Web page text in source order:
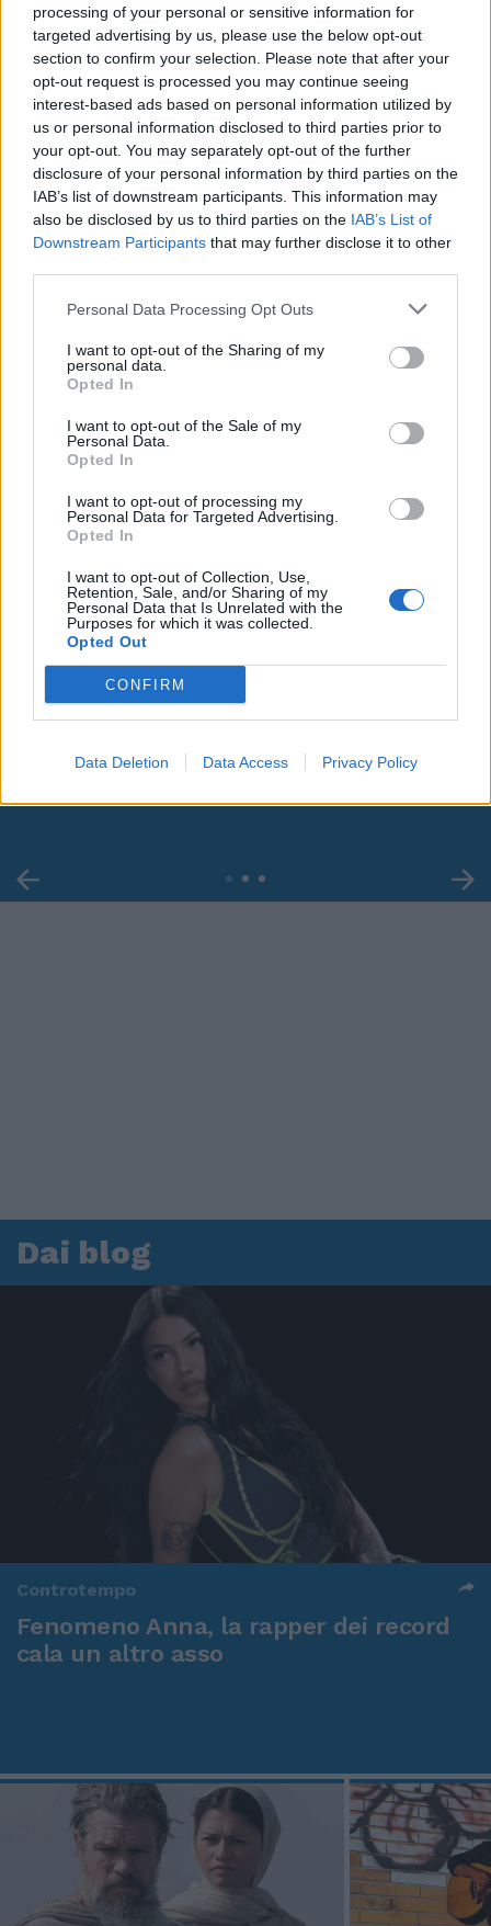
processing of your personal or sensitive information for
targeted advertising by us, please use the below opt-out
section to confirm your selection. Please note that after your
opt-out request is processed you may continue seeing
interest-based ads based on personal information utilized by
us or personal information disclosed to third parties prior to
your opt-out. You may separately opt-out of the further
disclosure of your personal information by third parties on the
IAB’s list of downstream participants. This information may
also be disclosed by us to third parties on the IAB’s List of
Downstream Participants that may further disclose it to other
Personal Data Processing Opt Outs
I want to opt-out of the Sharing of my
personal data.
Opted In
I want to opt-out of the Sale of my
Personal Data.
Opted In
I want to opt-out of processing my
Personal Data for Targeted Advertising.
Opted In
I want to opt-out of Collection, Use,
Retention, Sale, and/or Sharing of my
Personal Data that Is Unrelated with the
Purposes for which it was collected.
Opted Out
CONFIRM
Data Deletion Data Access Privacy Policy
00:00
Leonardo Maria Del Vecchio dall'ex compagna
Dai blog
Controtempo
Fenomeno Anna, la rapper dei record
cala un altro asso